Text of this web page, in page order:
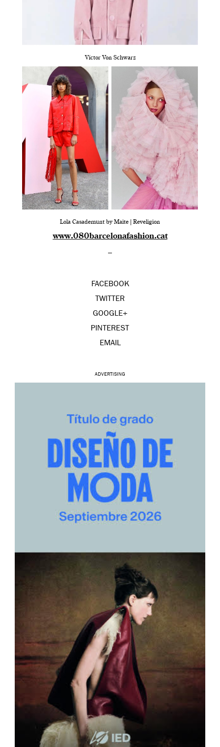
Víctor Von Schwarz
Lola Casademunt by Maite | Reveligion
www.080barcelonafashion.cat
–
FACEBOOK
TWITTER
GOOGLE+
PINTEREST
EMAIL
ADVERTISING